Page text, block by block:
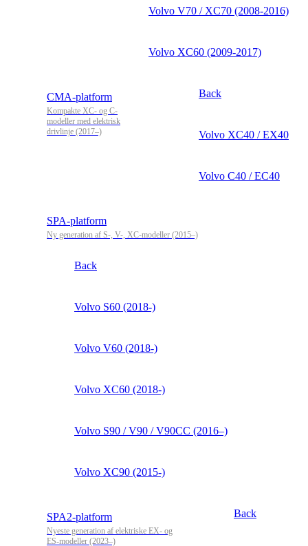
Volvo V70 / XC70 (2008-2016)
Volvo XC60 (2009-2017)
CMA-platform
Kompakte XC- og C-
modeller med elektrisk
drivlinje (2017–)
Back
Volvo XC40 / EX40
Volvo C40 / EC40
SPA-platform
Ny generation af S-, V-, XC-modeller (2015–)
Back
Volvo S60 (2018-)
Volvo V60 (2018-)
Volvo XC60 (2018-)
Volvo S90 / V90 / V90CC (2016–)
Volvo XC90 (2015-)
SPA2-platform
Nyeste generation af elektriske EX- og
ES-modeller (2023–)
Back